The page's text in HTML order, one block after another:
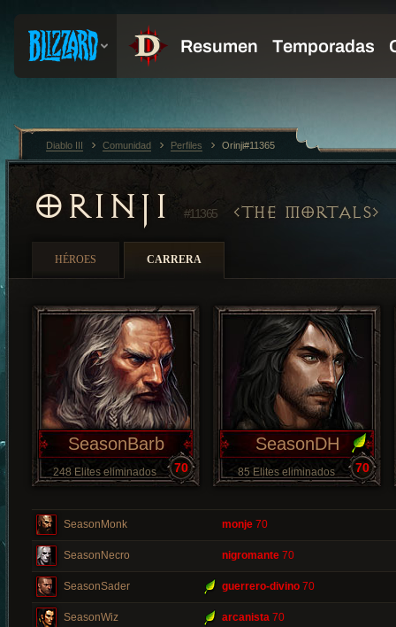
ORINJI #11365 THE MORTALS
HÉROES CARRERA
SeasonBarb
248 Elites eliminados 70
SeasonDH
85 Elites eliminados 70
SeasonMonk monje 70
SeasonNecro nigromante 70
SeasonSader guerrero-divino 70
SeasonWiz arcanista 70
Diablo III Comunidad Perfiles Orinji#11365